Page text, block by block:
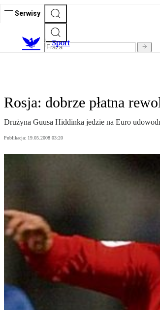
Serwisy
Sport
Rosja: dobrze płatna
Drużyna Guusa Hiddinka jedzie na Euro
Publikacja: 19.05.2008 03:20